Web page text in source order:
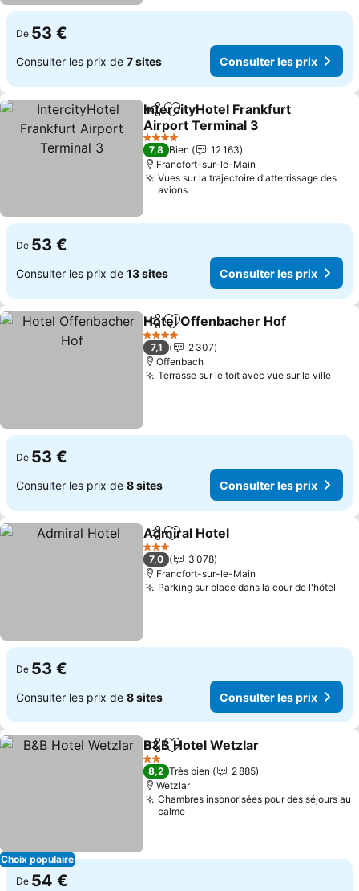
De 53 €
Consulter les prix de 7 sites Consulter les prix
PartagerAjouter à mes favoris
IntercityHotel Frankfurt
Airport Terminal 3
Consulter les prix
4 Étoiles
7,8 Bien
12 163
Francfort-sur-le-Main
Vues sur la trajectoire d'atterrissage des
avions
De 53 €
Consulter les prix de 13 sites Consulter les prix
PartagerAjouter à mes favoris
Hotel Offenbacher Hof
4 Étoiles
7,1
2 307
Offenbach
Terrasse sur le toit avec vue sur la ville
De 53 €
Consulter les prix de 8 sites Consulter les prix
PartagerAjouter à mes favoris
Admiral Hotel
3 Étoiles
7,0
3 078
Francfort-sur-le-Main
Parking sur place dans la cour de l'hôtel
De 53 €
Consulter les prix de 8 sites Consulter les prix
Choix populaire
PartagerAjouter à mes favoris
B&B Hotel Wetzlar
2 Étoiles
8,2 Très bien
2 885
Wetzlar
Chambres insonorisées pour des séjours au
calme
De 54 €